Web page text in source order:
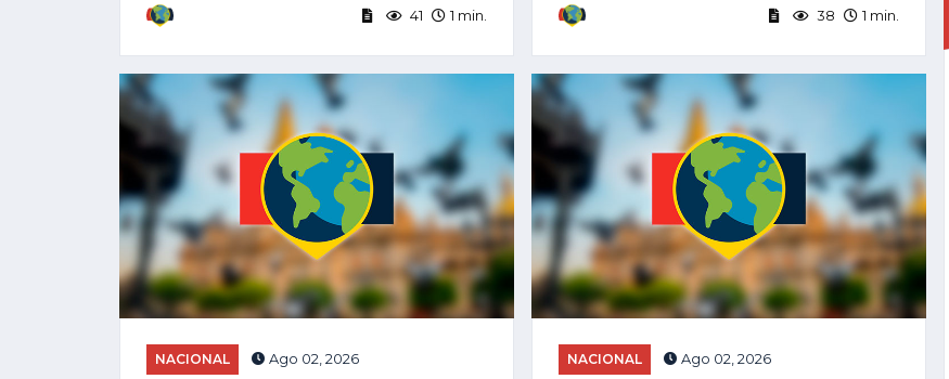
41 1 min. 38 1 min.
NACIONAL Ago 02, 2026 NACIONAL Ago 02, 2026